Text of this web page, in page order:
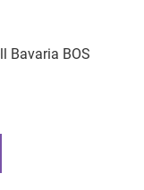
Bavaria BOS